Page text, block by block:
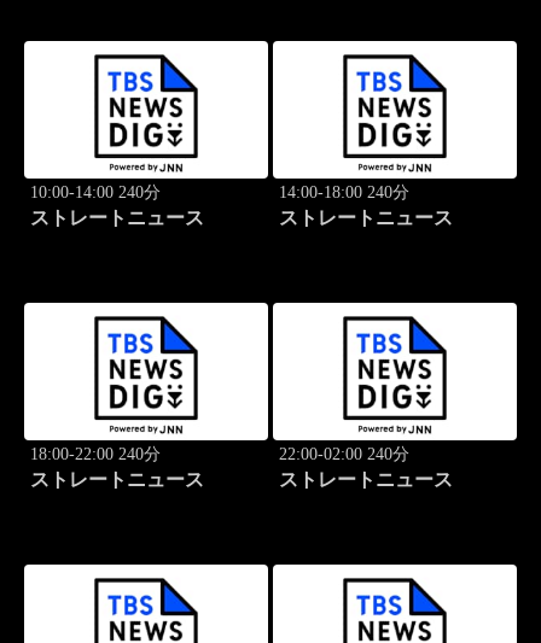
10:00-14:00 240分
ストレートニュース
14:00-18:00 240分
ストレートニュース
18:00-22:00 240分
ストレートニュース
22:00-02:00 240分
ストレートニュース